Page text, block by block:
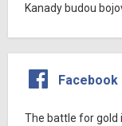
Kanady budou
Facebook
The battle for gold